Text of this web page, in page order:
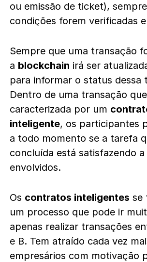
ou emissão de ticket),
condições forem verificadas
Sempre que uma transação
a blockchain irá ser
para informar o status dessa
Dentro de uma transação
caracterizada por um
inteligente, os participantes
a todo momento se a tarefa
concluída está satisfazendo
envolvidos.
Os contratos inteligentes se
um processo que pode ir
apenas realizar transações
e B. Tem atraído cada vez
empresários com motivação